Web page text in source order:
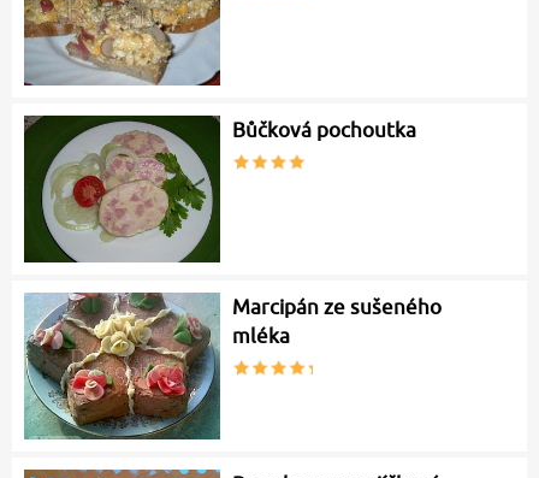
Bůčková pochoutka
Marcipán ze sušeného
mléka